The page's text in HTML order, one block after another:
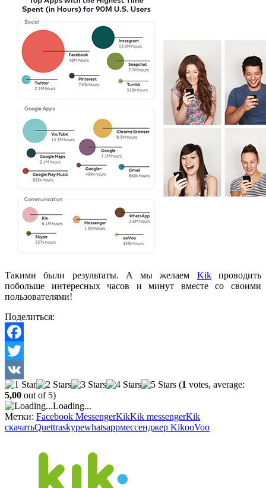
Такими были результаты. А мы желаем Kikпроводить
побольше интересных часов и минут вместе со своими
пользователями!
Поделиться:
Facebook
Twitter
VK
(1 votes, average:
5,00 out of 5)
Loading...
Метки: Facebook MessengerKikKik messengerKik
скачатьQuettraskypewhatsappмессенджер KikооVoo